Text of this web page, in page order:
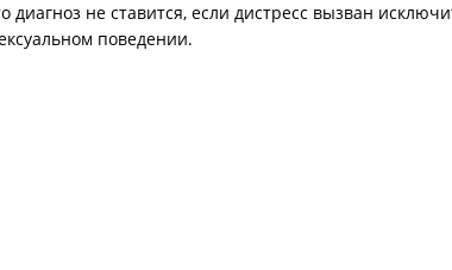
диагноз не ставится, если дистресс вызван
поведении.